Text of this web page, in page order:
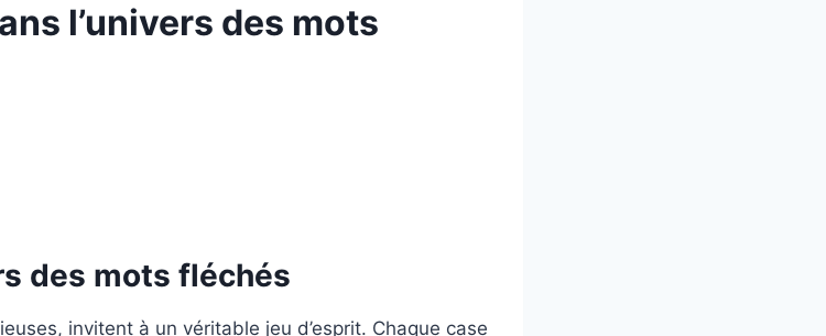
l’univers des mots
des mots fléchés
invitent à un véritable jeu d’esprit. Chaque case